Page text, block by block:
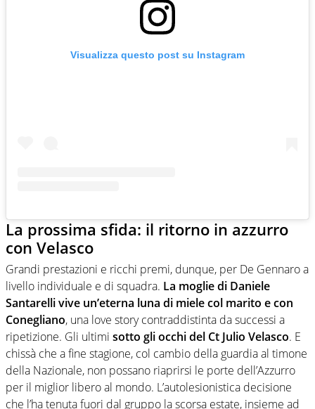
Visualizza questo post su Instagram
La prossima sfida: il ritorno in azzurro
con Velasco
Grandi prestazioni e ricchi premi, dunque, per De Gennaro a
livello individuale e di squadra. La moglie di Daniele
Santarelli vive un’eterna luna di miele col marito e con
Conegliano, una love story contraddistinta da successi a
ripetizione. Gli ultimi sotto gli occhi del Ct Julio Velasco. E
chissà che a fine stagione, col cambio della guardia al timone
della Nazionale, non possano riaprirsi le porte dell’Azzurro
per il miglior libero al mondo. L’autolesionistica decisione
che l’ha tenuta fuori dal gruppo la scorsa estate, insieme ad